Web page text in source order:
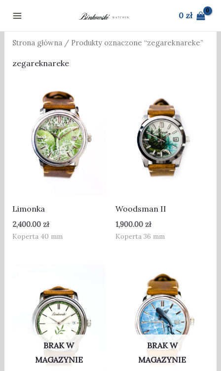
0 zł
Strona główna / Produkty oznaczone “zegareknareke”
zegareknareke
Limonka
2,400.00 zł
Koperta 40 mm
Woodsman II
1,900.00 zł
Koperta 36 mm
BRAK W
MAGAZYNIE
BRAK W
MAGAZYNIE